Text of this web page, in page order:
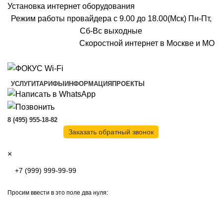
Установка интернет оборудования
Режим работы провайдера с 9.00 до 18.00(Мск) Пн-Пт,
Сб-Вс выходные
Скоростной интернет в Москве и МО
УСЛУГИТАРИФЫ ИНФОРМАЦИЯ ПРОЕКТЫ
8 (495) 955-18-82
Заказать обратный звонок
×
Просим ввести в это поле два нуля: